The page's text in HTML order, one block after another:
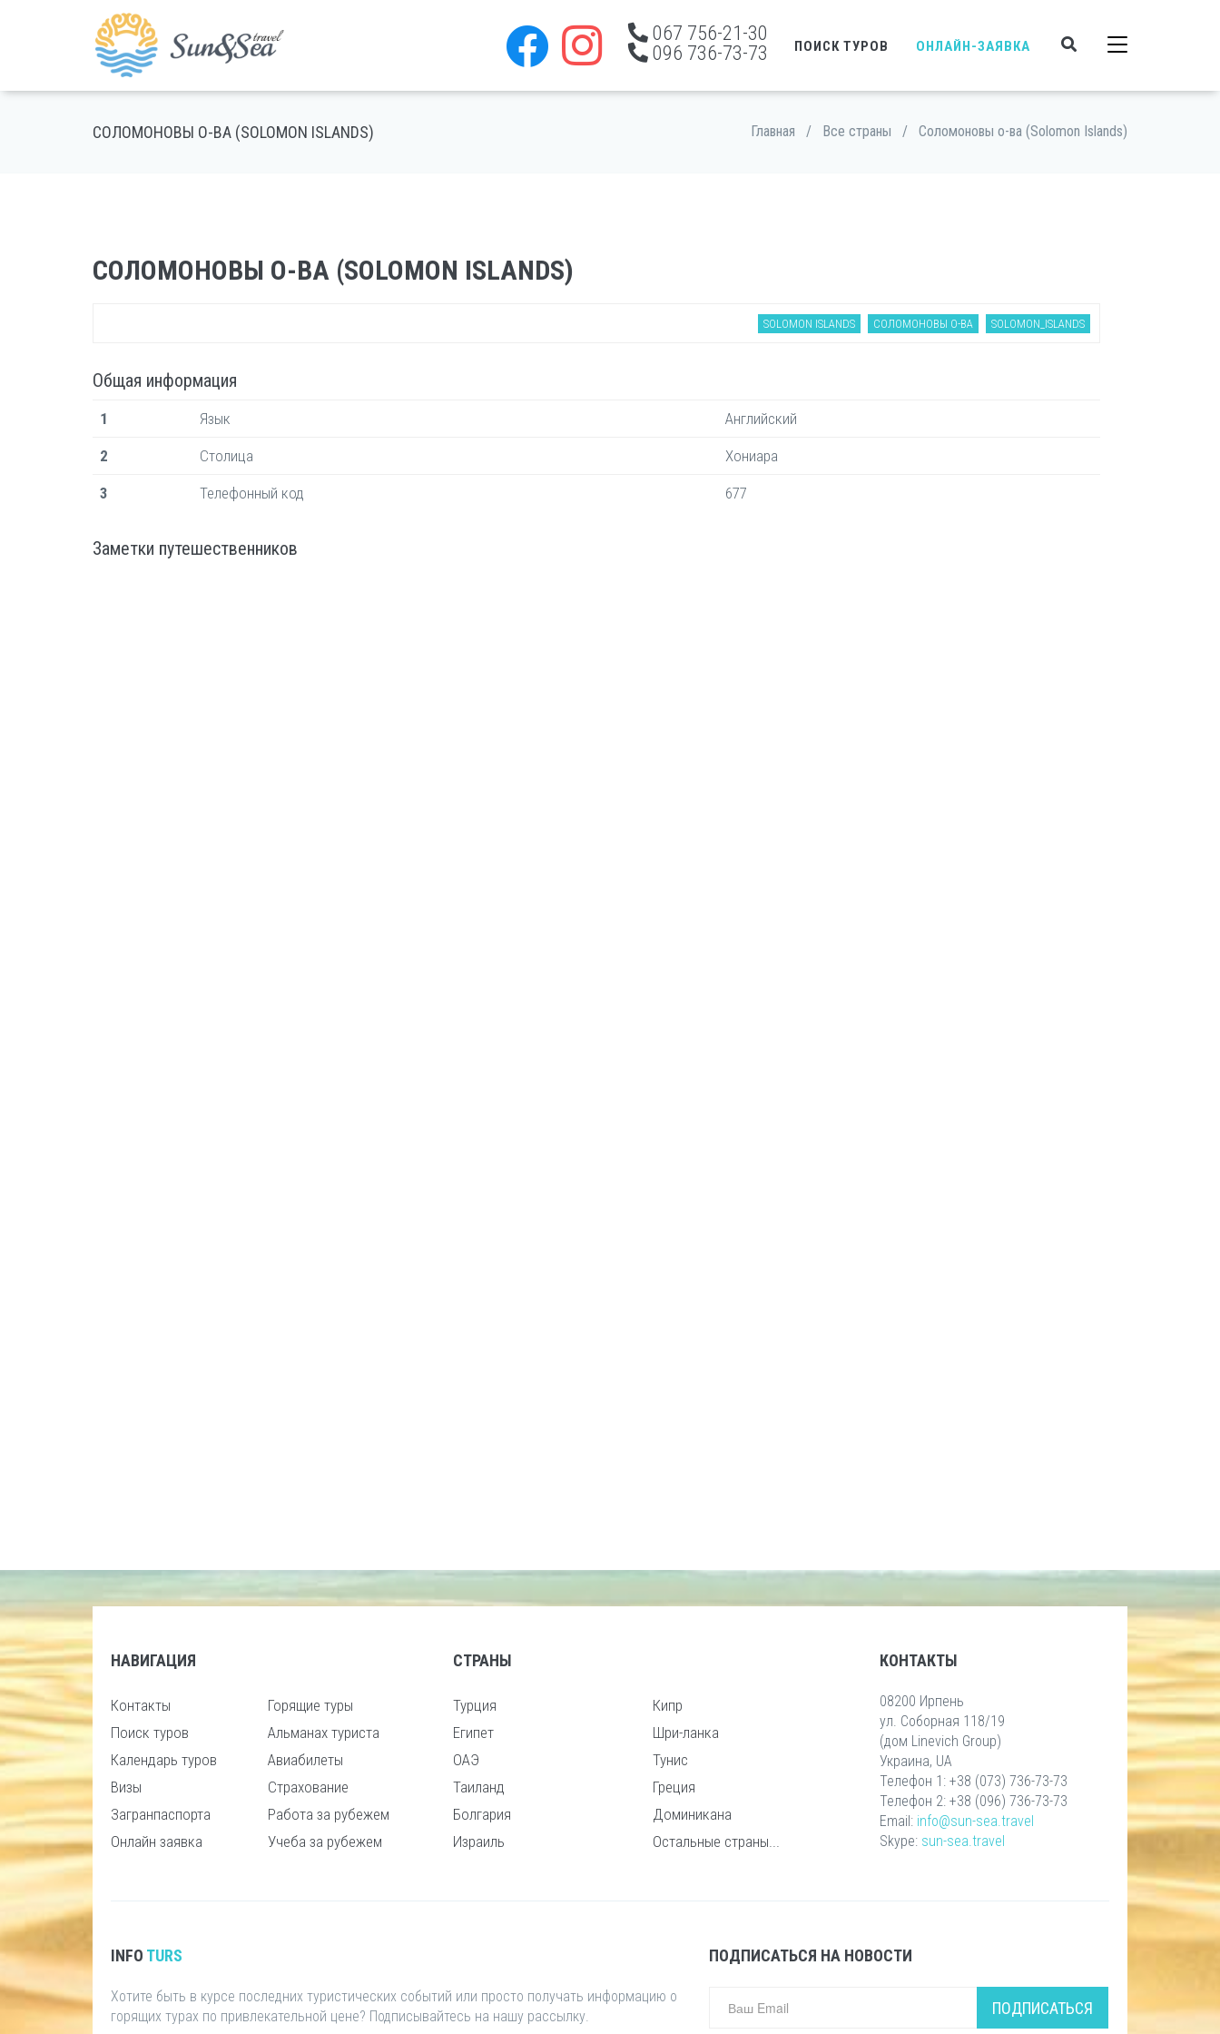
067 756-21-30
096 736-73-73
ПОИСК ТУРОВ ОНЛАЙН-ЗАЯВКА
СОЛОМОНОВЫ О-ВА (SOLOMON ISLANDS) Главная / Все страны / Соломоновы о-ва (Solomon Islands)
СОЛОМОНОВЫ О-ВА (SOLOMON ISLANDS)
SOLOMON ISLANDS СОЛОМОНОВЫ О-ВА SOLOMON_ISLANDS
Общая информация
1 Язык Английский
2 Столица Хониара
3 Телефонный код 677
Заметки путешественников
НАВИГАЦИЯ
Контакты
Поиск туров
Календарь туров
Визы
Загранпаспорта
Онлайн заявка
Горящие туры
Альманах туриста
Авиабилеты
Страхование
Работа за рубежем
Учеба за рубежем
СТРАНЫ
Турция
Египет
ОАЭ
Таиланд
Болгария
Израиль
Кипр
Шри-ланка
Тунис
Греция
Доминикана
Остальные страны...
КОНТАКТЫ
08200 Ирпень
ул. Соборная 118/19
(дом Linevich Group)
Украина, UA
Телефон 1: +38 (073) 736-73-73
Телефон 2: +38 (096) 736-73-73
Email: info@sun-sea.travel
Skype: sun-sea.travel
INFO TURS
Хотите быть в курсе последних туристических событий или просто получать информацию о
горящих турах по привлекательной цене? Подписывайтесь на нашу рассылку.
ПОДПИСАТЬСЯ НА НОВОСТИ
ПОДПИСАТЬСЯ